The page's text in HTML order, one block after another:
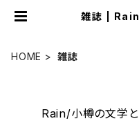
雑誌 |
HOME 雑誌
Rain/小樽の文学と